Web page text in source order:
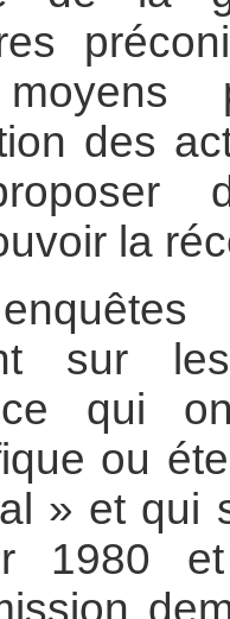
des
la
sur
qui
ou
» et qui
1980